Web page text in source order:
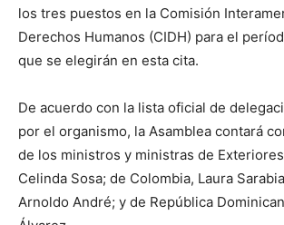
los tres puestos en la Comisión
Derechos Humanos (CIDH) para el
que se elegirán en esta cita.
De acuerdo con la lista oficial de
por el organismo, la Asamblea contará
de los ministros y ministras de
Celinda Sosa; de Colombia, Laura
Arnoldo André; y de República